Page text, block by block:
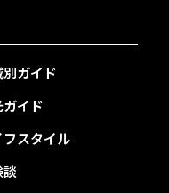
ガイド
イド
フスタイル